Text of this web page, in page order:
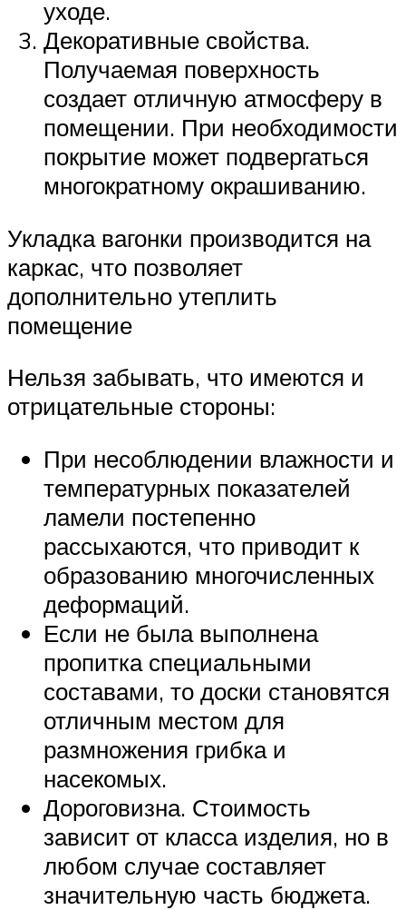
уходе.
Декоративные свойства.
Получаемая поверхность
создает отличную атмосферу в
помещении. При необходимости
покрытие может подвергаться
многократному окрашиванию.
Укладка вагонки производится на
каркас, что позволяет
дополнительно утеплить
помещение
Нельзя забывать, что имеются и
отрицательные стороны:
При несоблюдении влажности и
температурных показателей
ламели постепенно
рассыхаются, что приводит к
образованию многочисленных
деформаций.
Если не была выполнена
пропитка специальными
составами, то доски становятся
отличным местом для
размножения грибка и
насекомых.
Дороговизна. Стоимость
зависит от класса изделия, но в
любом случае составляет
значительную часть бюджета.